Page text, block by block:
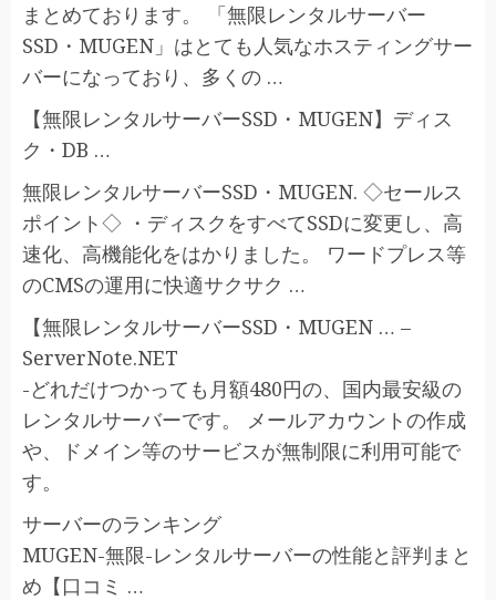
まとめております。 「無限レンタルサーバー
SSD・MUGEN」はとても人気なホスティングサー
バーになっており、多くの …
【無限レンタルサーバーSSD・MUGEN】ディス
ク・DB …
無限レンタルサーバーSSD・MUGEN. ◇セールス
ポイント◇ ・ディスクをすべてSSDに変更し、高
速化、高機能化をはかりました。 ワードプレス等
のCMSの運用に快適サクサク …
【無限レンタルサーバーSSD・MUGEN … –
ServerNote.NET
-どれだけつかっても月額480円の、国内最安級の
レンタルサーバーです。 メールアカウントの作成
や、ドメイン等のサービスが無制限に利用可能で
す。
サーバーのランキング
MUGEN-無限-レンタルサーバーの性能と評判まと
め【口コミ …